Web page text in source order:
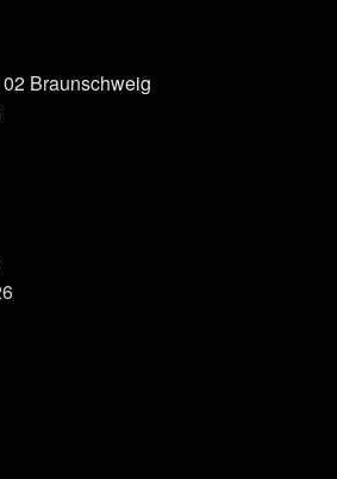
Braunschweig